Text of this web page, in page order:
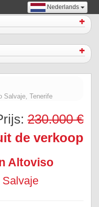
Nederlands
Salvaje, Tenerife
230.000 €
de verkoop
Altoviso